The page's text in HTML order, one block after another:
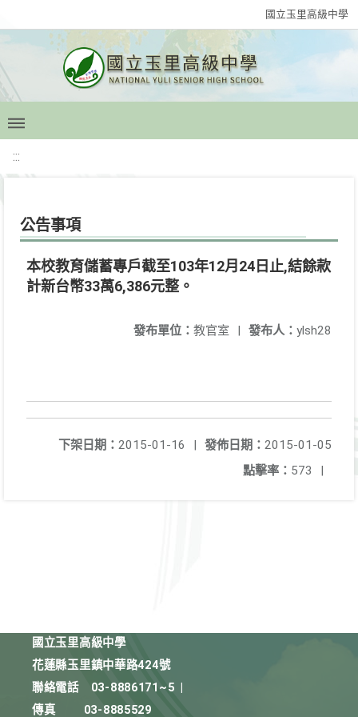
國立玉里高級中學
:::
公告事項
本校教育儲蓄專戶截至103年12月24日止,結餘款
計新台幣33萬6,386元整。
發布人： ylsh28
發布單位： 教官室 |
發佈日期： 2015-01-05
下架日期： 2015-01-16
|
點擊率： 573 |
國立玉里高級中學
花蓮縣玉里鎮中華路424號
聯絡電話
03-8886171~5
傳真
03-8885529